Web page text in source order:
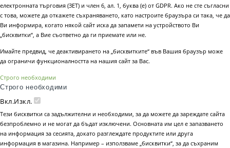
електронната търговия (ЗЕТ) и член 6, ал. 1, буква (е) от GDPR. Ако не сте съгласни
с това, можете да откажете съхраняването, като настроите браузъра си така, че да
Ви информира, когато някой сайт иска да запамети на устройството Ви
„бисквитки“, а Вие съответно да ги приемате или не.
Имайте предвид, че деактивирането на „бисквитките“ във Вашия браузър може
да ограничи функционалността на нашия сайт за Вас.
Строго необходими
Строго необходими
Вкл.Изкл.
Тези бисквитки са задължителни и необходими, за да можете да зареждате сайта
безпроблемно и не могат да бъдат изключени. Основната им цел е запазването
на информация за сесията, докато разглеждате продуктите или друга
информация в магазина. Например – използваме „бисквитки“, за да съхраним